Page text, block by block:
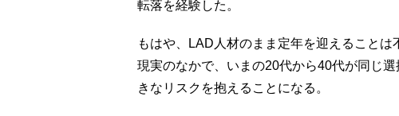
転落を経験した。
もはや、LAD人材のまま定年を迎えること
現実のなかで、いまの20代から40代が同じ
きなリスクを抱えることになる。